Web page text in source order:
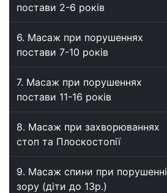
постави 2-6 років
6. Масаж при порушеннях
постави 7-10 років
7. Масаж при порушеннях
постави 11-16 років
8. Масаж при захворюваннях
стоп та Плоскостопії
9. Масаж спини при порушенні
зору (діти до 13р.)